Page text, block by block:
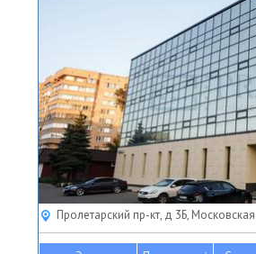
Пролетарский пр-кт, д 3Б,